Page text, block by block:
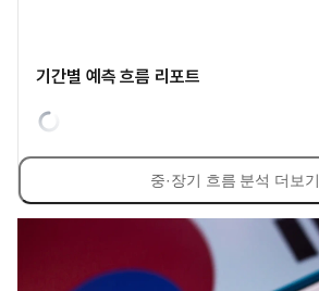
기간별 예측 흐름 리포트
중·장기 흐름 분석 더보기